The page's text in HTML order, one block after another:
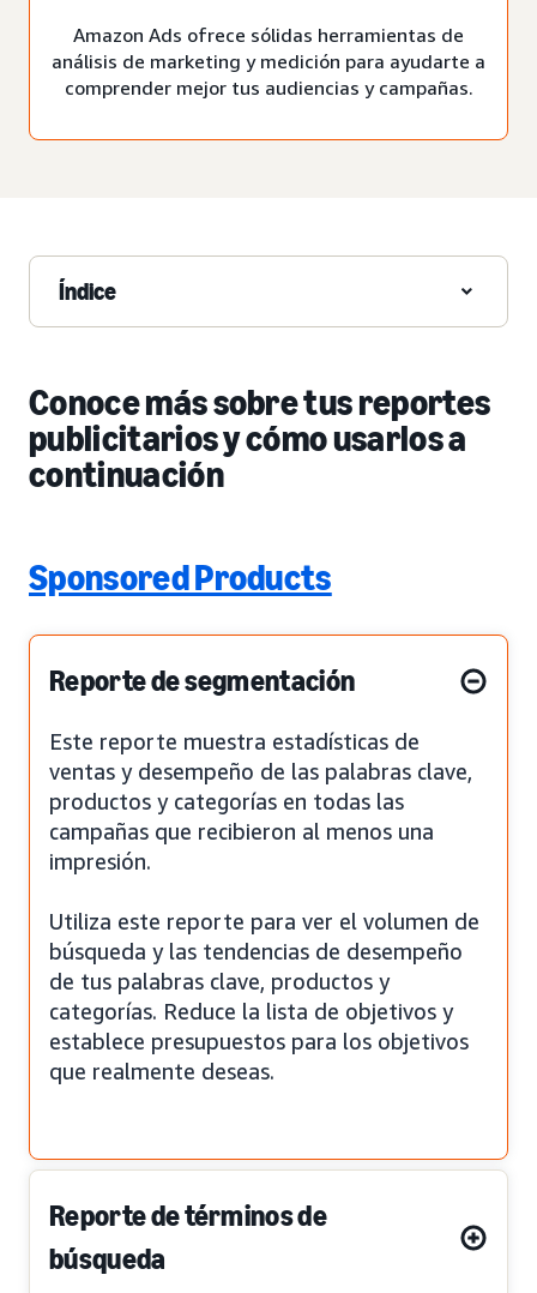
Amazon Ads ofrece sólidas herramientas de
análisis de marketing y medición para ayudarte a
comprender mejor tus audiencias y campañas.
Índice
Conoce más sobre tus reportes
publicitarios y cómo usarlos a
continuación
Sponsored Products
Reporte de segmentación
Este reporte muestra estadísticas de
ventas y desempeño de las palabras clave,
productos y categorías en todas las
campañas que recibieron al menos una
impresión.
Utiliza este reporte para ver el volumen de
búsqueda y las tendencias de desempeño
de tus palabras clave, productos y
categorías. Reduce la lista de objetivos y
establece presupuestos para los objetivos
que realmente deseas.
Reporte de términos de
búsqueda